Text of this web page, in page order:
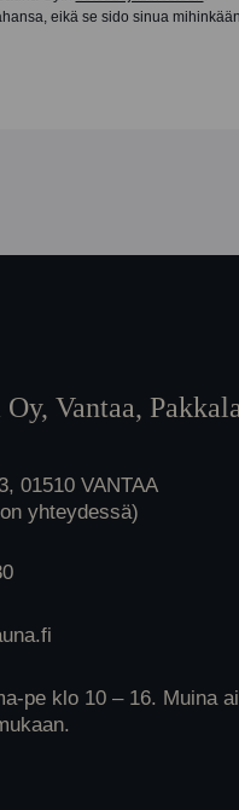
eikä se sido sinua
Oy, Vantaa, Pakkala
01510 VANTAA
yhteydessä)
pe klo 10 – 16. Muina